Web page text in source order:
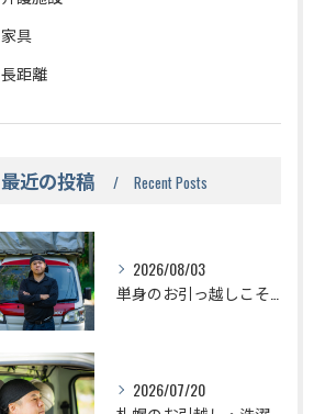
家具
長距離
最近の投稿 Recent Posts
2026/08/03
2026/07/20